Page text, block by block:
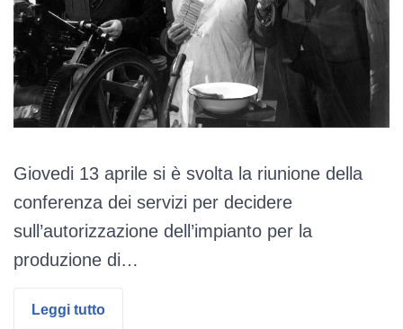
Giovedi 13 aprile si è svolta la riunione della
conferenza dei servizi per decidere
sull’autorizzazione dell’impianto per la
produzione di…
Leggi tutto